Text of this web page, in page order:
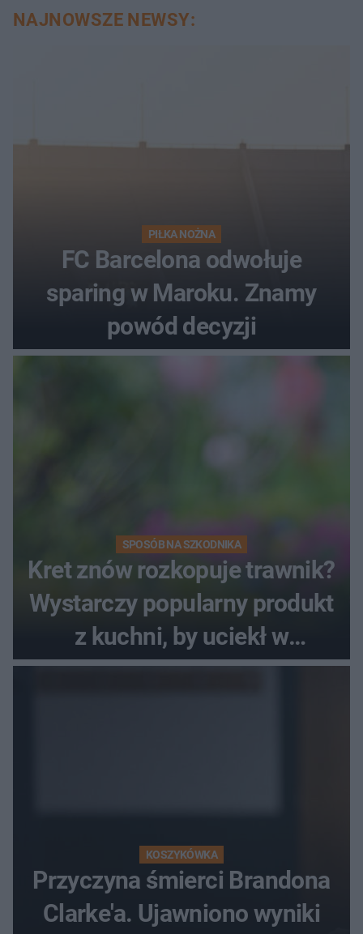
NAJNOWSZE NEWSY:
PIŁKA NOŻNA
FC Barcelona odwołuje
sparing w Maroku. Znamy
powód decyzji
SPOSÓB NA SZKODNIKA
Kret znów rozkopuje trawnik?
Wystarczy popularny produkt
z kuchni, by uciekł w
popłochu
KOSZYKÓWKA
Przyczyna śmierci Brandona
Clarke'a. Ujawniono wyniki